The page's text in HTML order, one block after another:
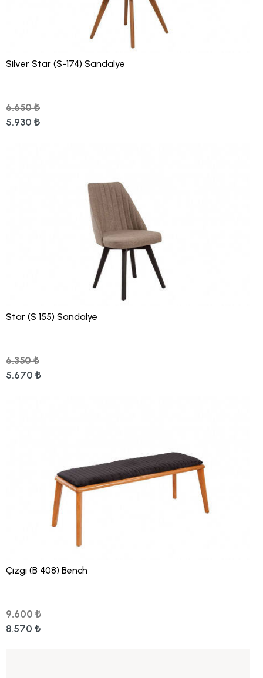
Silver Star (S-174) Sandalye
6.650 ₺
5.930 ₺
Star (S 155) Sandalye
6.350 ₺
5.670 ₺
Çizgi (B 408) Bench
9.600 ₺
8.570 ₺